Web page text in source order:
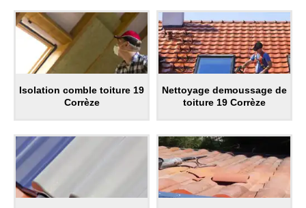
Isolation comble toiture 19
Corrèze
Nettoyage demoussage de
toiture 19 Corrèze